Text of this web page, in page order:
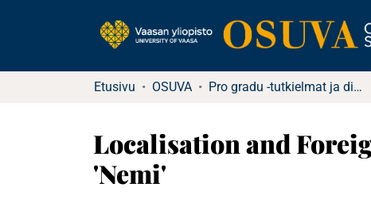
Etusivu OSUVA Pro gradu -tutkielmat ja diplomityöt
Localisation and
'Nemi'